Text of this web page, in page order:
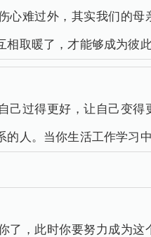
心难过外，其实我们的
取暖了，才能够成为彼
己过得更好，让自己变
的人。当你生活工作学习
了，此时你要努力成为